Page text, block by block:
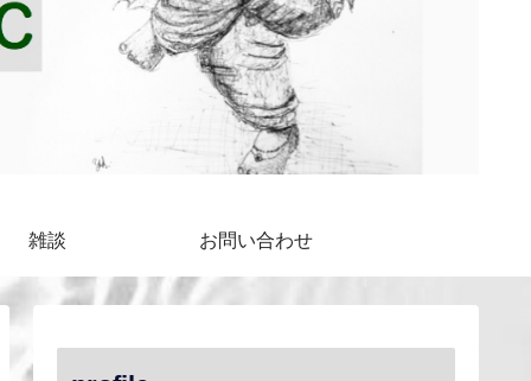
雑談 お問い合わせ